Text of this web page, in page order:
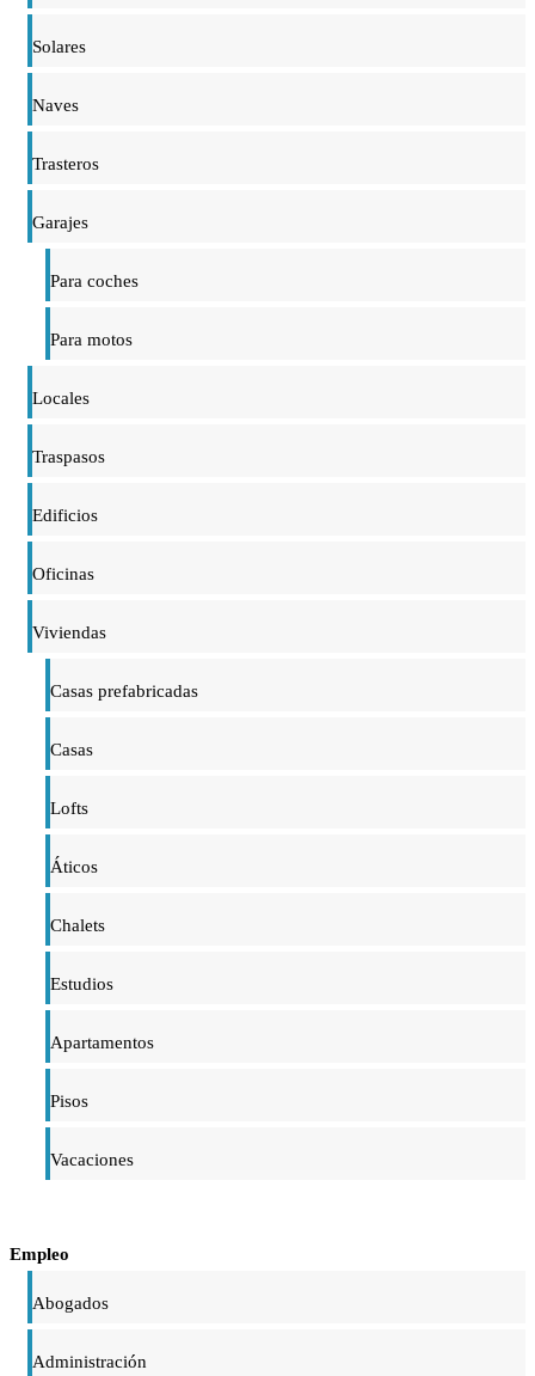
Solares
Naves
Trasteros
Garajes
Para coches
Para motos
Locales
Traspasos
Edificios
Oficinas
Viviendas
Casas prefabricadas
Casas
Lofts
Áticos
Chalets
Estudios
Apartamentos
Pisos
Vacaciones
Empleo
Abogados
Administración